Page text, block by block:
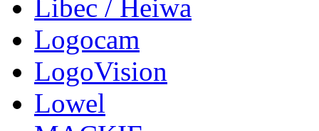
Libec / Heiwa
Logocam
LogoVision
Lowel